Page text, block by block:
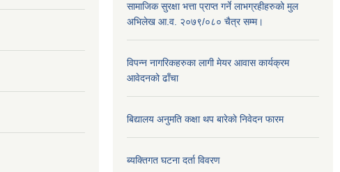
सामाजिक सुरक्षा भत्ता प्राप्त गर्ने लाभग्रहीहरुको मुल
अभिलेख आ.व. २०७९/०८० चैत्र सम्म।
विपन्न नागरिकहरुका लागी मेयर आवास कार्यक्रम
आवेदनको ढाँचा
बिद्यालय अनुमति कक्षा थप बारेकाे निवेदन फारम
ब्यक्तिगत घटना दर्ता विवरण